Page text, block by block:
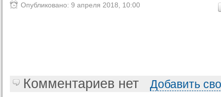
Опубликовано: 9 апреля 2018, 10:00
Комментариев нет Добавить